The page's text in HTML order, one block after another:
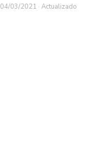
04/03/2021 · Actualizado